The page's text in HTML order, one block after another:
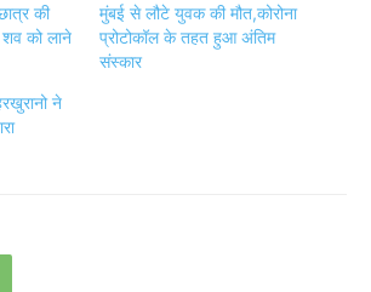
की
को लाने
मुंबई से लौटे युवक की मौत,कोरोना
प्रोटोकॉल के तहत हुआ अंतिम
संस्कार
ने